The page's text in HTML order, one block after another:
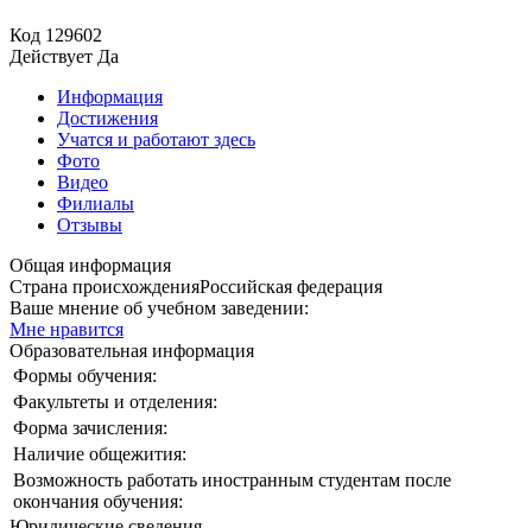
Код 129602
Действует Да
Информация
Достижения
Учатся и работают здесь
Фото
Видео
Филиалы
Отзывы
Общая информация
Страна происхожденияРоссийская федерация
Ваше мнение об учебном заведении:
Мне нравится
Образовательная информация
Формы обучения:
Факультеты и отделения:
Форма зачисления:
Наличие общежития:
Возможность работать иностранным студентам после
окончания обучения: